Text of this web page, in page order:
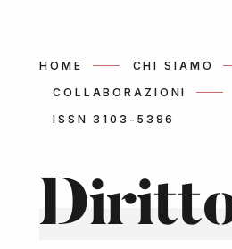
HOME CHI SIAMO
COLLABORAZIONI
ISSN 3103-5396